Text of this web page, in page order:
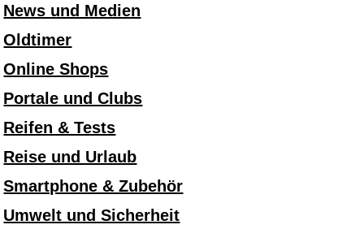
News und Medien
Oldtimer
Online Shops
Portale und Clubs
Reifen & Tests
Reise und Urlaub
Smartphone & Zubehör
Umwelt und Sicherheit